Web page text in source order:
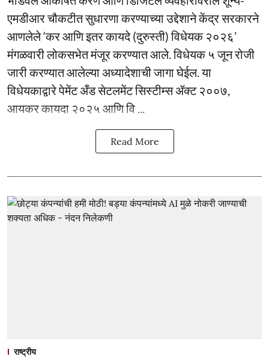
एमडीआर चौकटीत सुधारणा करण्याच्या उद्देशाने केंद्र सरकारने
आणलेले ‘कर आणि इतर कायदे (दुरुस्ती) विधेयक २०२६’
मंगळवारी लोकसभेत मंजूर करण्यात आले. विधेयक ५ जून रोजी
जारी करण्यात आलेल्या अध्यादेशाची जागा घेईल. या
विधेयकाद्वारे पेमेंट अँड सेटलमेंट सिस्टीम्स ॲक्ट २००७,
आयकर कायदा २०२५ आणि वि ...
Read More
राष्ट्रीय